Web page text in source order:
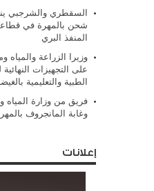
السقطري والشرجبي
شحن بالمهرة في قطاعي
المنفذ البري
وزيرا الزراعة
على التجهيزات
الطبية والتعليمية
فريق من وزارة المياه
وغابة المانجروف
إعلانات